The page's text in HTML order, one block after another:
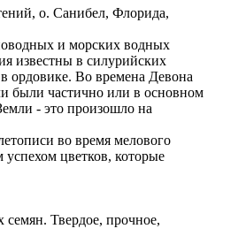
о. Санибел, Флорида,
и морских водных
известны в силурийских
ордовике. Во времена Девона
были частично или в основном
- это произошло на
во время мелового
цветков, которые
Твердое, прочное,